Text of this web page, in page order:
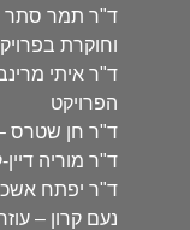
ד"ר תמר סתר
וחוקרת
ד"ר איתי
הפרויקט
ד"ר חן שטרס
ד"ר מוריה
ד"ר יפתח
נעם קרון –